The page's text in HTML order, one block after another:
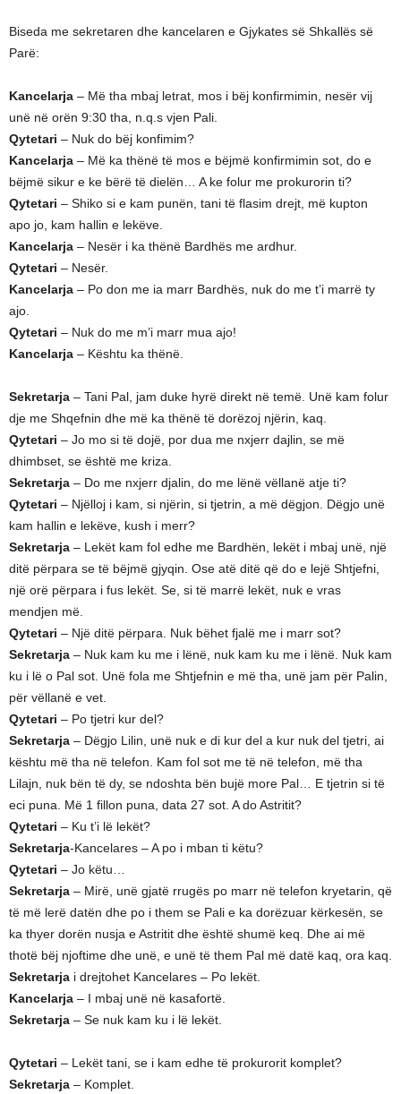
Biseda me sekretaren dhe kancelaren e Gjykates së Shkallës së
Parë:
Kancelarja – Më tha mbaj letrat, mos i bëj konfirmimin, nesër vij
unë në orën 9:30 tha, n.q.s vjen Pali.
Qytetari – Nuk do bëj konfimim?
Kancelarja – Më ka thënë të mos e bëjmë konfirmimin sot, do e
bëjmë sikur e ke bërë të dielën… A ke folur me prokurorin ti?
Qytetari – Shiko si e kam punën, tani të flasim drejt, më kupton
apo jo, kam hallin e lekëve.
Kancelarja – Nesër i ka thënë Bardhës me ardhur.
Qytetari – Nesër.
Kancelarja – Po don me ia marr Bardhës, nuk do me t’i marrë ty
ajo.
Qytetari – Nuk do me m’i marr mua ajo!
Kancelarja – Kështu ka thënë.
Sekretarja – Tani Pal, jam duke hyrë direkt në temë. Unë kam folur
dje me Shqefnin dhe më ka thënë të dorëzoj njërin, kaq.
Qytetari – Jo mo si të dojë, por dua me nxjerr dajlin, se më
dhimbset, se është me kriza.
Sekretarja – Do me nxjerr djalin, do me lënë vëllanë atje ti?
Qytetari – Njëlloj i kam, si njërin, si tjetrin, a më dëgjon. Dëgjo unë
kam hallin e lekëve, kush i merr?
Sekretarja – Lekët kam fol edhe me Bardhën, lekët i mbaj unë, një
ditë përpara se të bëjmë gjyqin. Ose atë ditë që do e lejë Shtjefni,
një orë përpara i fus lekët. Se, si të marrë lekët, nuk e vras
mendjen më.
Qytetari – Një ditë përpara. Nuk bëhet fjalë me i marr sot?
Sekretarja – Nuk kam ku me i lënë, nuk kam ku me i lënë. Nuk kam
ku i lë o Pal sot. Unë fola me Shtjefnin e më tha, unë jam për Palin,
për vëllanë e vet.
Qytetari – Po tjetri kur del?
Sekretarja – Dëgjo Lilin, unë nuk e di kur del a kur nuk del tjetri, ai
kështu më tha në telefon. Kam fol sot me të në telefon, më tha
Lilajn, nuk bën të dy, se ndoshta bën bujë more Pal… E tjetrin si të
eci puna. Më 1 fillon puna, data 27 sot. A do Astritit?
Qytetari – Ku t’i lë lekët?
Sekretarja-Kancelares – A po i mban ti këtu?
Qytetari – Jo këtu…
Sekretarja – Mirë, unë gjatë rrugës po marr në telefon kryetarin, që
të më lerë datën dhe po i them se Pali e ka dorëzuar kërkesën, se
ka thyer dorën nusja e Astritit dhe është shumë keq. Dhe ai më
thotë bëj njoftime dhe unë, e unë të them Pal më datë kaq, ora kaq.
Sekretarja i drejtohet Kancelares – Po lekët.
Kancelarja – I mbaj unë në kasafortë.
Sekretarja – Se nuk kam ku i lë lekët.
Qytetari – Lekët tani, se i kam edhe të prokurorit komplet?
Sekretarja – Komplet.